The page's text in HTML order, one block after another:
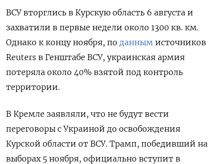
ВСУ вторглись в Курскую область 6 августа и
захватили в первые недели около 1300 кв. км.
Однако к концу ноября, по данным источников
Reuters в Генштабе ВСУ, украинская армия
потеряла около 40% взятой под контроль
территории.
В Кремле заявляли, что не будут вести
переговоры с Украиной до освобождения
Курской области от ВСУ. Трамп, победивший на
выборах 5 ноября, официально вступит в